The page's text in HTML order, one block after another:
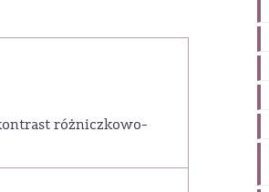
różniczkowo-